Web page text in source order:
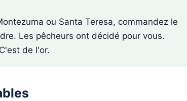
ou Santa Teresa, commandez le
Les pêcheurs ont décidé pour vous.
de l'or.